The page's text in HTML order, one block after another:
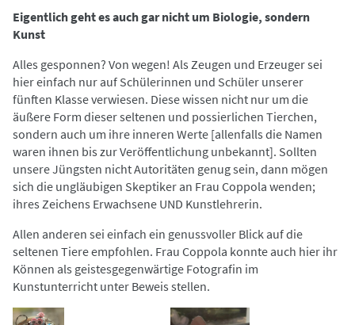
Eigentlich geht es auch gar nicht um Biologie, sondern
Kunst
Alles gesponnen? Von wegen! Als Zeugen und Erzeuger sei
hier einfach nur auf Schülerinnen und Schüler unserer
fünften Klasse verwiesen. Diese wissen nicht nur um die
äußere Form dieser seltenen und possierlichen Tierchen,
sondern auch um ihre inneren Werte [allenfalls die Namen
waren ihnen bis zur Veröffentlichung unbekannt]. Sollten
unsere Jüngsten nicht Autoritäten genug sein, dann mögen
sich die ungläubigen Skeptiker an Frau Coppola wenden;
ihres Zeichens Erwachsene UND Kunstlehrerin.
Allen anderen sei einfach ein genussvoller Blick auf die
seltenen Tiere empfohlen. Frau Coppola konnte auch hier ihr
Können als geistesgegenwärtige Fotografin im
Kunstunterricht unter Beweis stellen.